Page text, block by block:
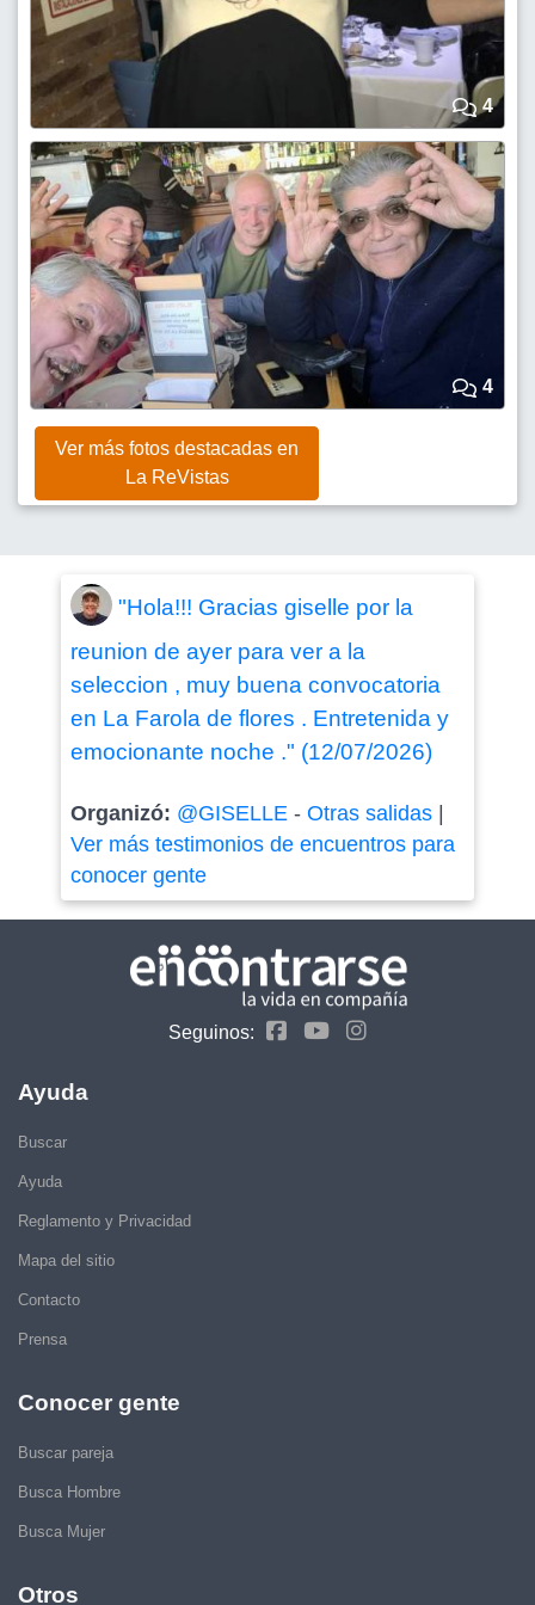
4
4
Ver más fotos destacadas en
La ReVistas
"Hola!!! Gracias giselle por la
reunion de ayer para ver a la
seleccion , muy buena convocatoria
en La Farola de flores . Entretenida y
emocionante noche ." (12/07/2026)
Organizó: @GISELLE - Otras salidas|
Ver más testimonios de encuentros para
conocer gente
Seguinos:
Ayuda
Buscar
Ayuda
Reglamento y Privacidad
Mapa del sitio
Contacto
Prensa
Conocer gente
Buscar pareja
Busca Hombre
Busca Mujer
Otros